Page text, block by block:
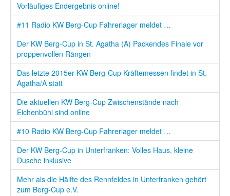
Vorläufiges Endergebnis online!
#11 Radio KW Berg-Cup Fahrerlager meldet …
Der KW Berg-Cup in St. Agatha (A) Packendes Finale vor
proppenvollen Rängen
Das letzte 2015er KW Berg-Cup Kräftemessen findet in St.
Agatha/A statt
Die aktuellen KW Berg-Cup Zwischenstände nach
Eichenbühl sind online
#10 Radio KW Berg-Cup Fahrerlager meldet …
Der KW Berg-Cup in Unterfranken: Volles Haus, kleine
Dusche inklusive
Mehr als die Hälfte des Rennfeldes in Unterfranken gehört
zum Berg-Cup e.V.